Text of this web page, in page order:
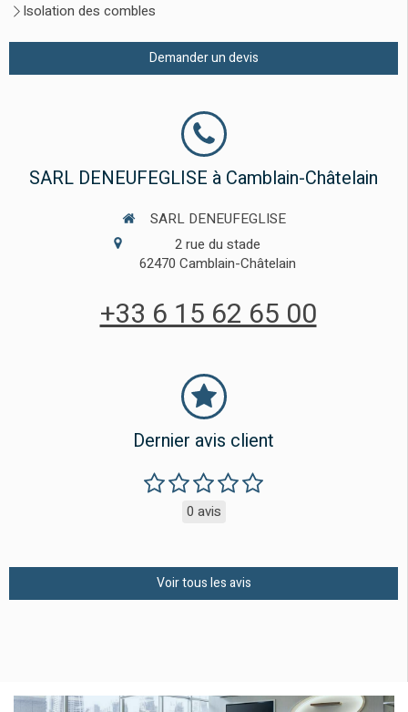
Isolation des combles
Demander un devis
SARL DENEUFEGLISE à Camblain-Châtelain
SARL DENEUFEGLISE
2 rue du stade
62470 Camblain-Châtelain
+33 6 15 62 65 00
Dernier avis client
0 avis
Voir tous les avis